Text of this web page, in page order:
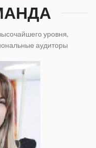
уровня,
аудиторы